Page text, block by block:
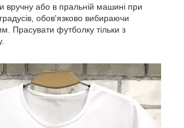
вручну або в пральній машині при
обов'язково вибираючи
Прасувати футболку тільки з